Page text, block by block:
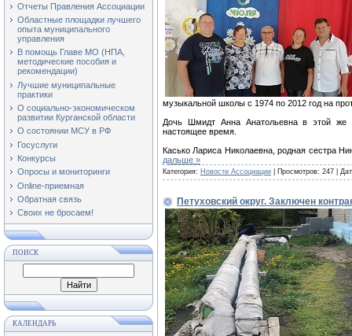
Отчеты Правления Ассоциации
Областные площадки лучшего
опыта муниципального
управления
В помощь Главе МО (НПА,
методические пособия и
рекомендации)
Лучшие муниципальные
практики
О социально-экономическом
развитии Курганской области
О состоянии МСУ в РФ
Госуслуги
Конкурсы
Опросы и мониторинги
Online-приемная
Обратная связь
Своих не бросаем!
ПОИСК
КАЛЕНДАРЬ
музыкальной школы с 1974 по 2012 год на
Дочь Шмидт Анна Анатольевна в этой же
настоящее время.
Касько Лариса Николаевна, родная сестра
дальше »
Категория: Новости Ассоциации | Просмотров: 247 |
Петуховский округ. Заключен